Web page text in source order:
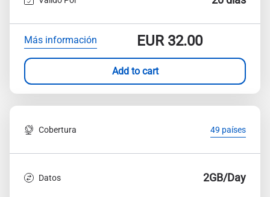
Más información EUR32.00
Add to cart
Cobertura 49 países
Datos 2GB/Day